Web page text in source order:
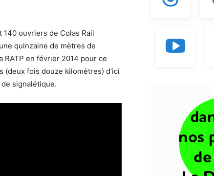
ouvriers de Colas Rail
quinzaine de mètres de
RATP en février 2014 pour ce
fois douze kilomètres) d’ici
signalétique.
-